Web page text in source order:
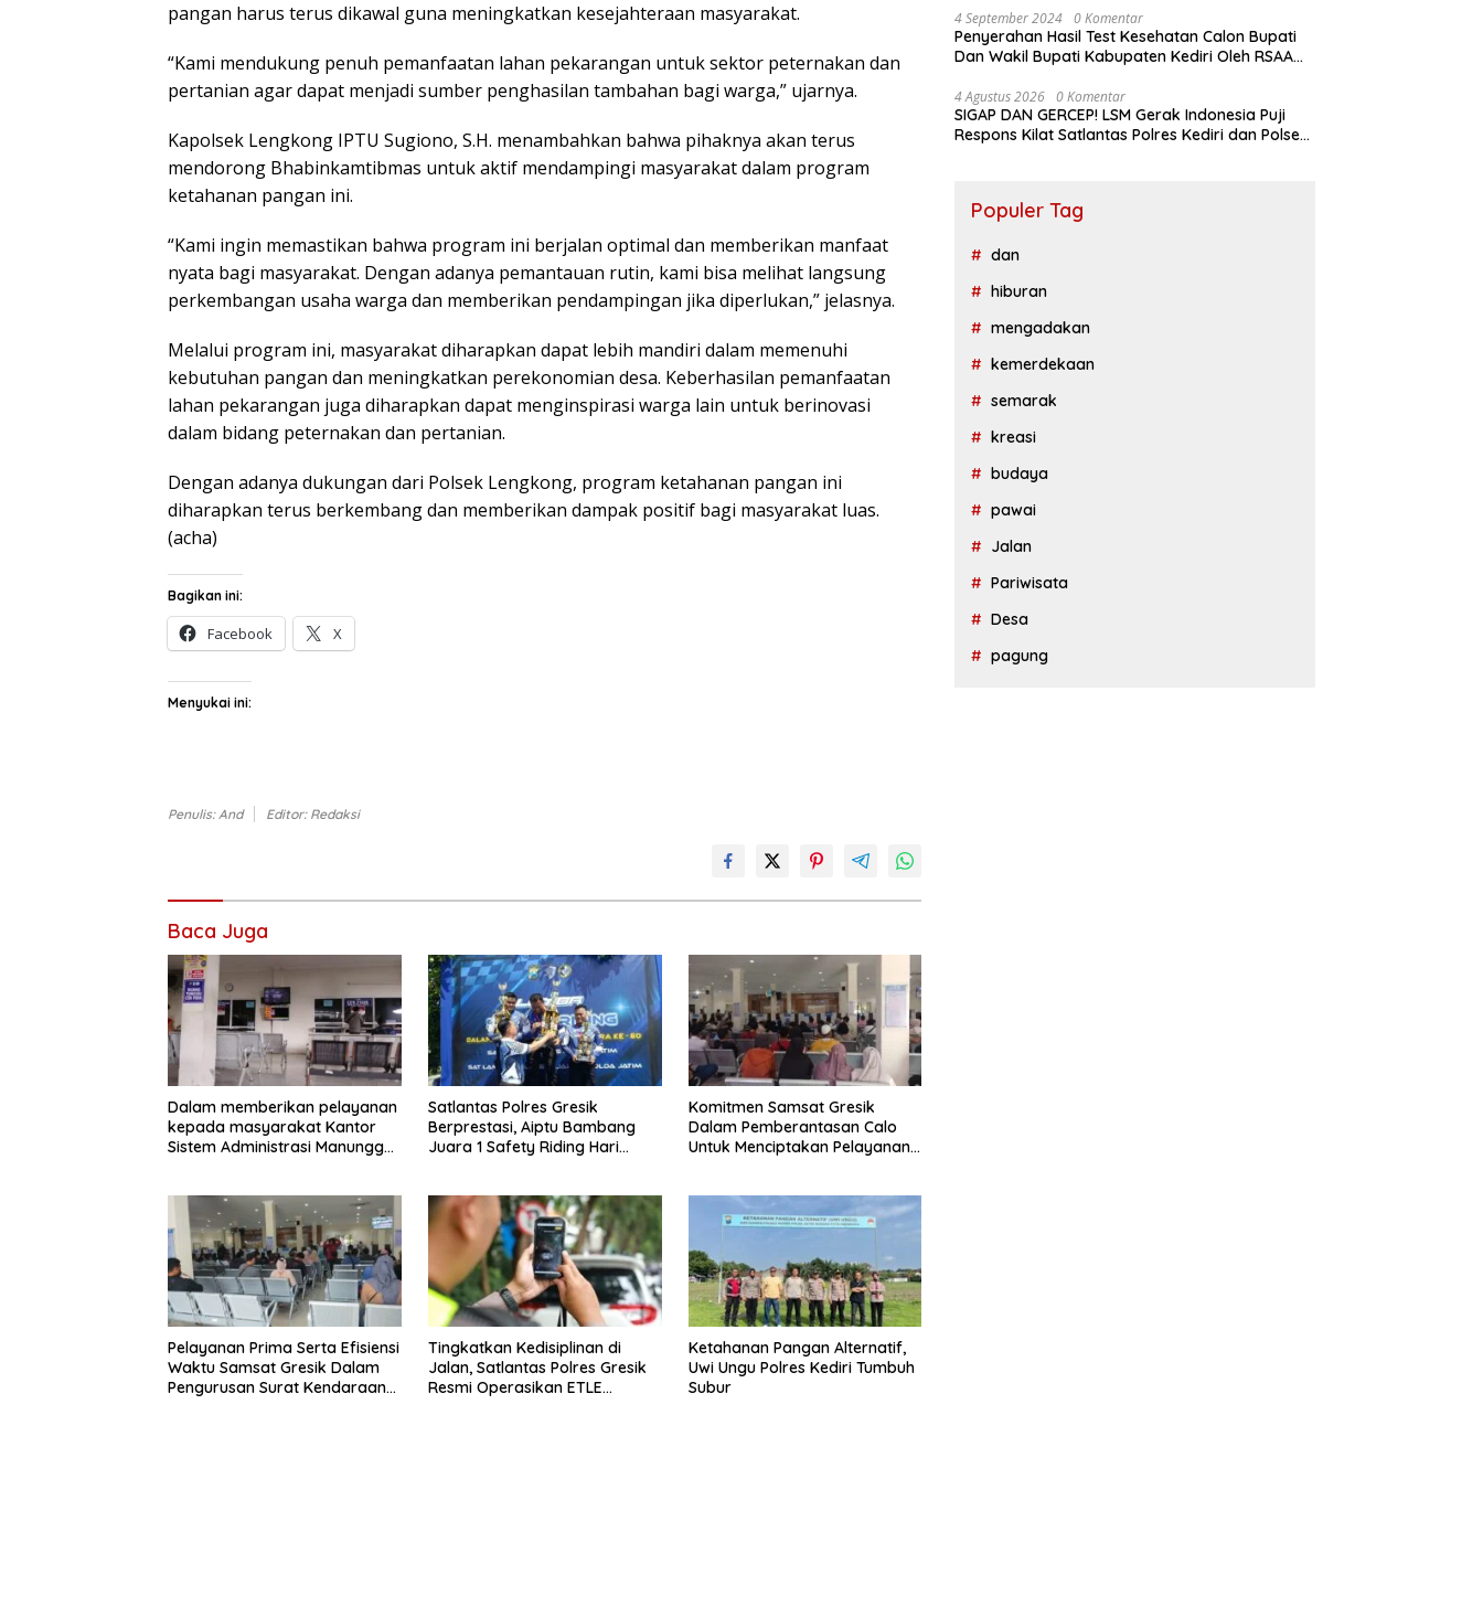
pangan harus terus dikawal guna meningkatkan kesejahteraan masyarakat.
“Kami mendukung penuh pemanfaatan lahan pekarangan untuk sektor peternakan dan
pertanian agar dapat menjadi sumber penghasilan tambahan bagi warga,” ujarnya.
Kapolsek Lengkong IPTU Sugiono, S.H. menambahkan bahwa pihaknya akan terus
mendorong Bhabinkamtibmas untuk aktif mendampingi masyarakat dalam program
ketahanan pangan ini.
“Kami ingin memastikan bahwa program ini berjalan optimal dan memberikan manfaat
nyata bagi masyarakat. Dengan adanya pemantauan rutin, kami bisa melihat langsung
perkembangan usaha warga dan memberikan pendampingan jika diperlukan,” jelasnya.
Melalui program ini, masyarakat diharapkan dapat lebih mandiri dalam memenuhi
kebutuhan pangan dan meningkatkan perekonomian desa. Keberhasilan pemanfaatan
lahan pekarangan juga diharapkan dapat menginspirasi warga lain untuk berinovasi
dalam bidang peternakan dan pertanian.
Dengan adanya dukungan dari Polsek Lengkong, program ketahanan pangan ini
diharapkan terus berkembang dan memberikan dampak positif bagi masyarakat luas.
(acha)
Bagikan ini:
Facebook X
Menyukai ini:
Penulis: And Editor: Redaksi
Baca Juga
Dalam memberikan pelayanan
kepada masyarakat Kantor
Sistem Administrasi Manunggal
Satlantas Polres Gresik
Berprestasi, Aiptu Bambang
Juara 1 Safety Riding Hari
Komitmen Samsat Gresik
Dalam Pemberantasan Calo
Untuk Menciptakan Pelayanan
Pelayanan Prima Serta Efisiensi
Waktu Samsat Gresik Dalam
Pengurusan Surat Kendaraan
Tingkatkan Kedisiplinan di
Jalan, Satlantas Polres Gresik
Resmi Operasikan ETLE
Ketahanan Pangan Alternatif,
Uwi Ungu Polres Kediri Tumbuh
Subur
4 September 2024 0 Komentar
Penyerahan Hasil Test Kesehatan Calon Bupati
Dan Wakil Bupati Kabupaten Kediri Oleh RSAA
4 Agustus 2026 0 Komentar
SIGAP DAN GERCEP! LSM Gerak Indonesia Puji
Respons Kilat Satlantas Polres Kediri dan Polsek
Populer Tag
dan
hiburan
mengadakan
kemerdekaan
semarak
kreasi
budaya
pawai
Jalan
Pariwisata
Desa
pagung